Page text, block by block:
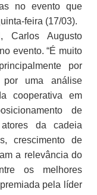
no evento que
feira (17/03).
Carlos Augusto
evento. “É muito
por
uma análise
cooperativa em
de
da cadeia
crescimento de
a relevância do
os melhores
pela líder